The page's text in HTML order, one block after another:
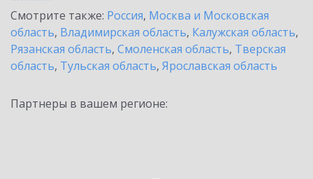
Смотрите также: Россия, Москва и Московская
область, Владимирская область, Калужская область,
Рязанская область, Смоленская область, Тверская
область, Тульская область, Ярославская область
Партнеры в вашем регионе: